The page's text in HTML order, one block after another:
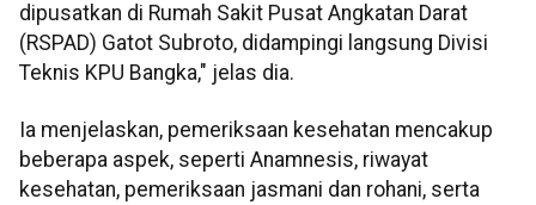
dipusatkan di Rumah Sakit Pusat Angkatan Darat
(RSPAD) Gatot Subroto, didampingi langsung Divisi
Teknis KPU Bangka," jelas dia.
Ia menjelaskan, pemeriksaan kesehatan mencakup
beberapa aspek, seperti Anamnesis, riwayat
kesehatan, pemeriksaan jasmani dan rohani, serta